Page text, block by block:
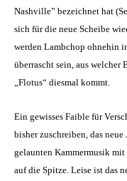
Nashville” bezeichnet hat
sich für die neue Scheibe
werden Lambchop ohnehin
überrascht sein, aus welcher
„Flotus“ diesmal kommt.
Ein gewisses Faible für
bisher zuschreiben, das
gelaunten Kammermusik
auf die Spitze. Leise ist das